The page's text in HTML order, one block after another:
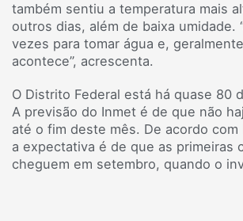
também sentiu a temperatura mais
outros dias, além de baixa umidade.
vezes para tomar água e,
acontece”, acrescenta.
O Distrito Federal está há quase 80
A previsão do Inmet é de que não
até o fim deste mês. De acordo com
a expectativa é de que as primeiras
cheguem em setembro, quando o